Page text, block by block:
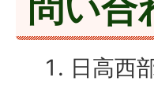
日高西